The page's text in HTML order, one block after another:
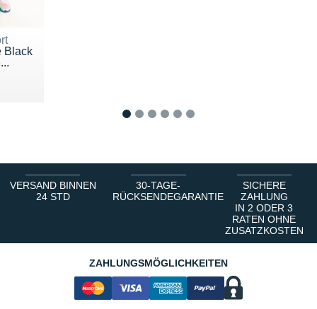
Black
VERSAND BINNEN
24 STD
30-TAGE-
RÜCKSENDEGARANTIE
SICHERE
ZAHLUNG
IN 2 ODER 3
RATEN OHNE
ZUSATZKOSTEN
ZAHLUNGSMÖGLICHKEITEN